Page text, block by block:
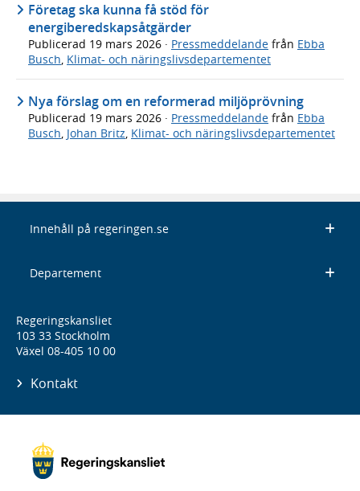
Företag ska kunna få stöd för
energiberedskapsåtgärder
Publicerad 19 mars 2026 · Pressmeddelande från Ebba
Busch, Klimat- och näringslivsdepartementet
Nya förslag om en reformerad miljöprövning
Publicerad 19 mars 2026 · Pressmeddelande från Ebba
Busch Johan Britz Klimat- och näringslivsdepartementet
Innehåll på regeringen.se
Departement
Regeringskansliet
103 33 Stockholm
Växel 08-405 10 00
Kontakt